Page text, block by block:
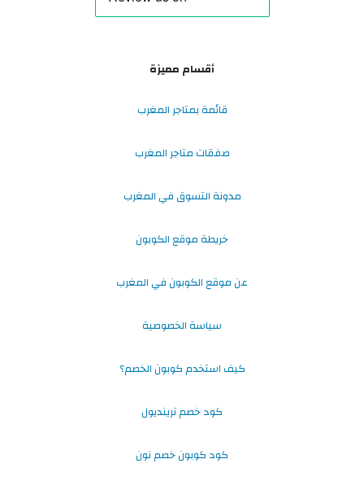
أقسام مميزة
قائمة بمتاجر المغرب
صفقات متاجر المغرب
مدونة التسوق في المغرب
خريطة موقع الكوبون
عن موقع الكوبون في المغرب
سياسة الخصوصية
كيف استخدم كوبون الخصم؟
كود خصم ترينديول
كود كوبون خصم نون